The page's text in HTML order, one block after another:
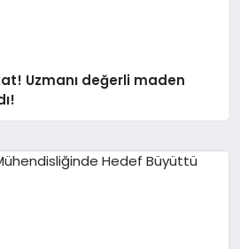
Uzmanı değerli maden